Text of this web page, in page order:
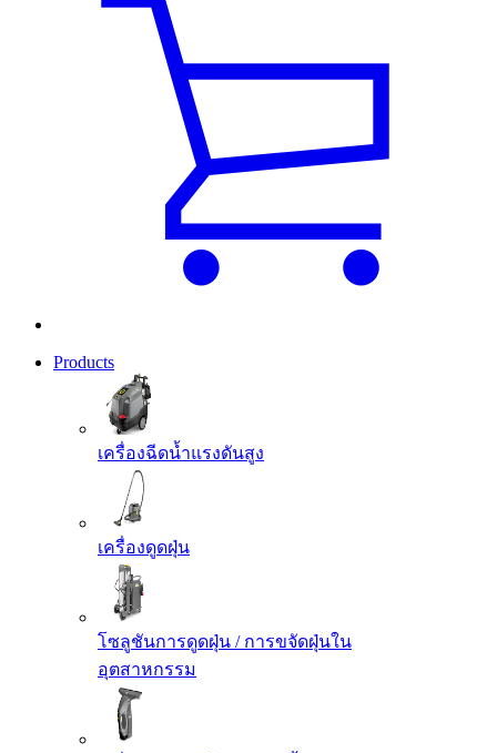
Products
เครื่องฉีดน้ำแรงดันสูง
เครื่องดูดฝุ่น
โซลูชันการดูดฝุ่น / การขจัดฝุ่นใน
อุตสาหกรรม